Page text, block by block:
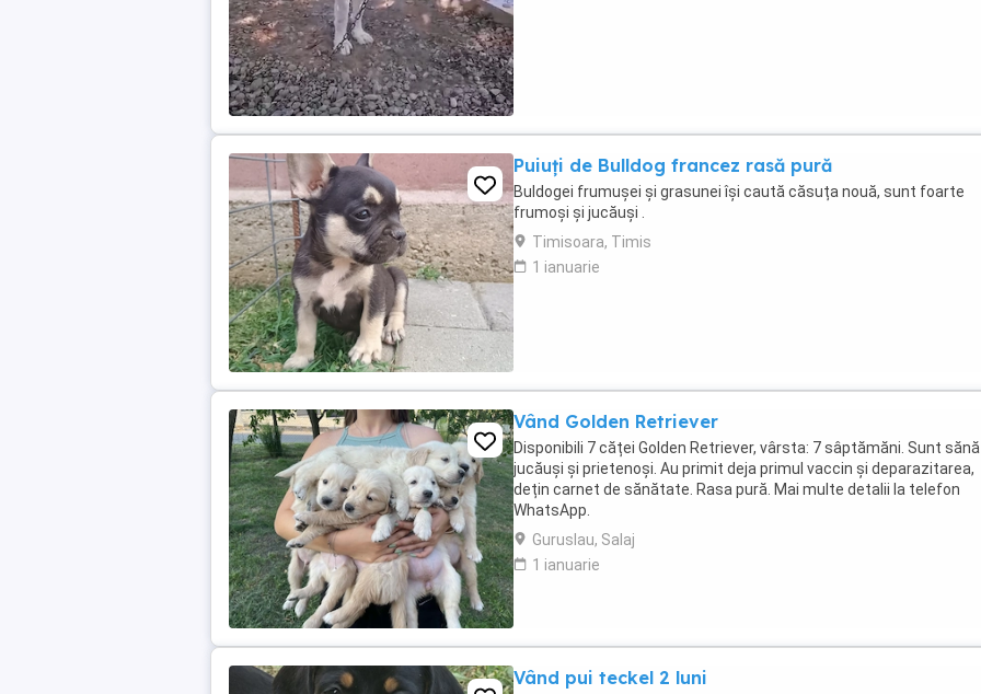
Puiuți de Bulldog francez rasă pură
Buldogei frumușei și grasunei își caută căsuța nouă, sunt foarte
frumoși și jucăuși .
Timisoara, Timis
1 ianuarie
Vând Golden Retriever
Disponibili 7 căței Golden Retriever, vârsta: 7 sâptămăni. Sunt
jucăuși și prietenoși. Au primit deja primul vaccin și deparazitarea,
dețin carnet de sănătate. Rasa pură. Mai multe detalii la telefon
WhatsApp.
Guruslau, Salaj
1 ianuarie
Vând pui teckel 2 luni